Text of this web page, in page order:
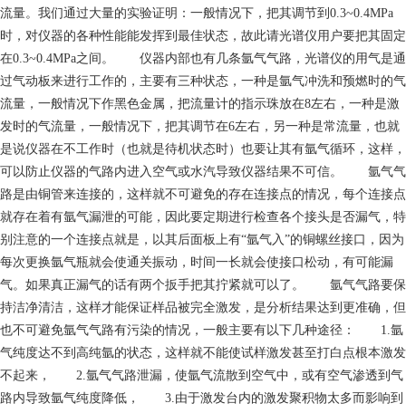
流量。我们通过大量的实验证明：一般情况下，把其调节到0.3~0.4MPa
时，对仪器的各种性能能发挥到最佳状态，故此请光谱仪用户要把其固定
在0.3~0.4MPa之间。 仪器内部也有几条氩气气路，光谱仪的用气是通
过气动板来进行工作的，主要有三种状态，一种是氩气冲洗和预燃时的气
流量，一般情况下作黑色金属，把流量计的指示珠放在8左右，一种是激
发时的气流量，一般情况下，把其调节在6左右，另一种是常流量，也就
是说仪器在不工作时（也就是待机状态时）也要让其有氩气循环，这样，
可以防止仪器的气路内进入空气或水汽导致仪器结果不可信。 氩气气
路是由铜管来连接的，这样就不可避免的存在连接点的情况，每个连接点
就存在着有氩气漏泄的可能，因此要定期进行检查各个接头是否漏气，特
别注意的一个连接点就是，以其后面板上有“氩气入”的铜螺丝接口，因为
每次更换氩气瓶就会使通关振动，时间一长就会使接口松动，有可能漏
气。如果真正漏气的话有两个扳手把其拧紧就可以了。 氩气气路要保
持洁净清洁，这样才能保证样品被完全激发，是分析结果达到更准确，但
也不可避免氩气气路有污染的情况，一般主要有以下几种途径： 1.氩
气纯度达不到高纯氩的状态，这样就不能使试样激发甚至打白点根本激发
不起来， 2.氩气气路泄漏，使氩气流散到空气中，或有空气渗透到气
路内导致氩气纯度降低， 3.由于激发台内的激发聚积物太多而影响到